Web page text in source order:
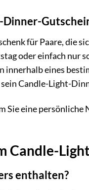
Dinner-
für Paare, die
oder einfach nur
innerhalb eines
Candle-Light-
Sie eine
Candle-
enthalten?